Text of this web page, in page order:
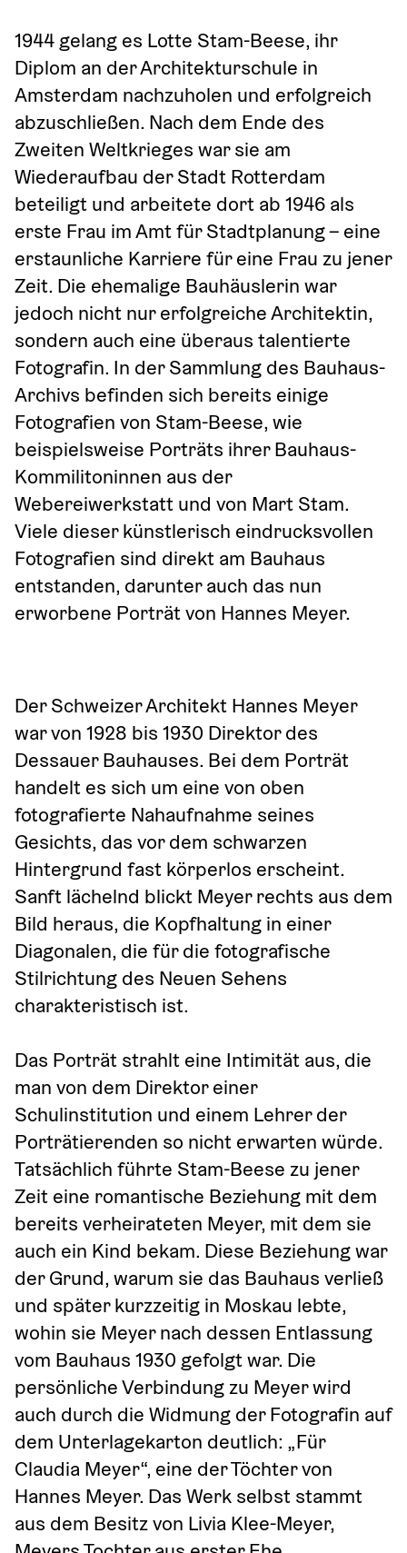
1944 gelang es Lotte Stam-Beese, ihr
Diplom an der Architekturschule in
Amsterdam nachzuholen und erfolgreich
abzuschließen. Nach dem Ende des
Zweiten Weltkrieges war sie am
Wiederaufbau der Stadt Rotterdam
beteiligt und arbeitete dort ab 1946 als
erste Frau im Amt für Stadtplanung – eine
erstaunliche Karriere für eine Frau zu jener
Zeit. Die ehemalige Bauhäuslerin war
jedoch nicht nur erfolgreiche Architektin,
sondern auch eine überaus talentierte
Fotografin. In der Sammlung des Bauhaus-
Archivs befinden sich bereits einige
Fotografien von Stam-Beese, wie
beispielsweise Porträts ihrer Bauhaus-
Kommilitoninnen aus der
Webereiwerkstatt und von Mart Stam.
Viele dieser künstlerisch eindrucksvollen
Fotografien sind direkt am Bauhaus
entstanden, darunter auch das nun
erworbene Porträt von Hannes Meyer.
Der Schweizer Architekt Hannes Meyer
war von 1928 bis 1930 Direktor des
Dessauer Bauhauses. Bei dem Porträt
handelt es sich um eine von oben
fotografierte Nahaufnahme seines
Gesichts, das vor dem schwarzen
Hintergrund fast körperlos erscheint.
Sanft lächelnd blickt Meyer rechts aus dem
Bild heraus, die Kopfhaltung in einer
Diagonalen, die für die fotografische
Stilrichtung des Neuen Sehens
charakteristisch ist.
Das Porträt strahlt eine Intimität aus, die
man von dem Direktor einer
Schulinstitution und einem Lehrer der
Porträtierenden so nicht erwarten würde.
Tatsächlich führte Stam-Beese zu jener
Zeit eine romantische Beziehung mit dem
bereits verheirateten Meyer, mit dem sie
auch ein Kind bekam. Diese Beziehung war
der Grund, warum sie das Bauhaus verließ
und später kurzzeitig in Moskau lebte,
wohin sie Meyer nach dessen Entlassung
vom Bauhaus 1930 gefolgt war. Die
persönliche Verbindung zu Meyer wird
auch durch die Widmung der Fotografin auf
dem Unterlagekarton deutlich: „Für
Claudia Meyer“, eine der Töchter von
Hannes Meyer. Das Werk selbst stammt
aus dem Besitz von Livia Klee-Meyer,